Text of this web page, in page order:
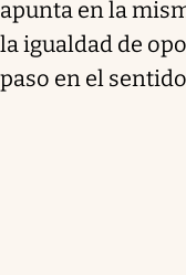
apunta en la
la igualdad de
paso en el